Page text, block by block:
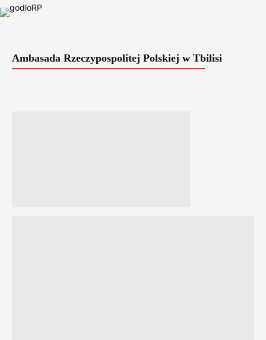
Ambasada Rzeczypospolitej Polskiej w Tbilisi